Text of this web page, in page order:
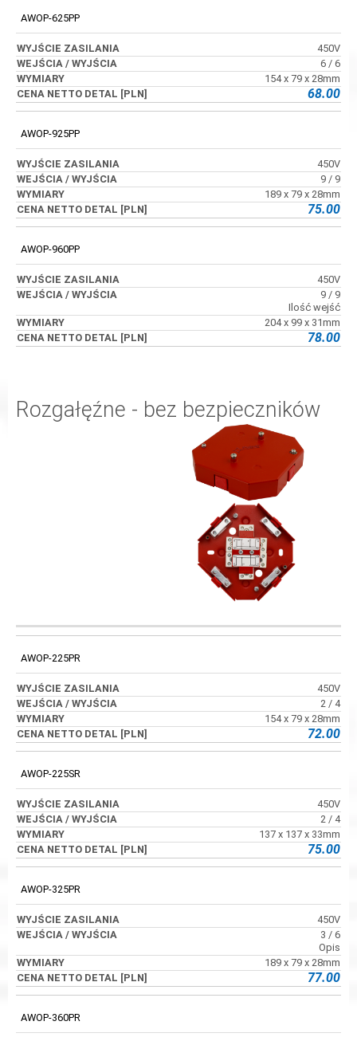
AWOP-625PP
450V
6 / 6
154 x 79 x 28mm
68.00
AWOP-925PP
450V
9 / 9
189 x 79 x 28mm
75.00
AWOP-960PP
450V
9 / 9
Ilość wejść
204 x 99 x 31mm
78.00
Rozgałęźne - bez bezpieczników
WYJŚCIE
ZASILANIA
WEJŚCIA /
WYJŚCIA
AWOP-225PR
450V
2 / 4
154 x 79 x 28mm
72.00
AWOP-225SR
450V
2 / 4
137 x 137 x 33mm
75.00
AWOP-325PR
450V
3 / 6
Opis
189 x 79 x 28mm
77.00
AWOP-360PR